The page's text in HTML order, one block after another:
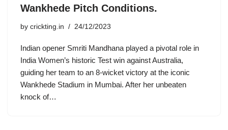
Wankhede Pitch Conditions.
by crickting.in 24/12/2023
Indian opener Smriti Mandhana played a pivotal role in
India Women’s historic Test win against Australia,
guiding her team to an 8-wicket victory at the iconic
Wankhede Stadium in Mumbai. After her unbeaten
knock of…